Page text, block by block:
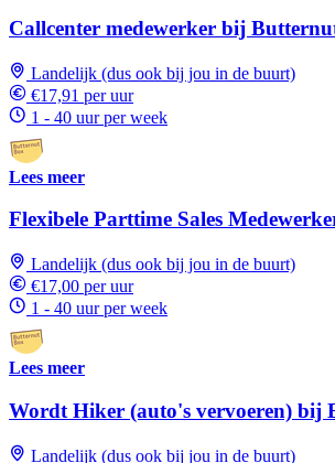
Callcenter medewerker bij
Landelijk (dus ook bij jou in de buurt)
€17,91 per uur
1 - 40 uur per week
Lees meer
Flexibele Parttime Sales
Landelijk (dus ook bij jou in de buurt)
€17,00 per uur
1 - 40 uur per week
Lees meer
Wordt Hiker (auto's vervoeren) bij
Landelijk (dus ook bij jou in de buurt)